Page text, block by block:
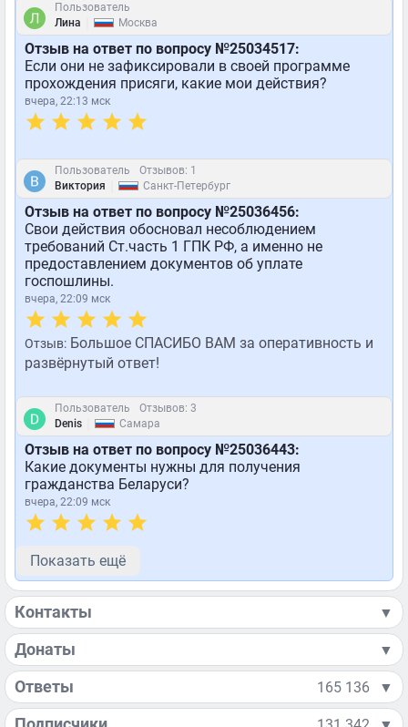
Пользователь
Лина
Москва
Отзыв на ответ по вопросу №25034517:
Если они не зафиксировали в своей программе
прохождения присяги, какие мои действия?
вчера, 22:13 мск
Пользователь
Отзывов: 1
Виктория
Санкт-Петербург
Отзыв на ответ по вопросу №25036456:
Свои действия обосновал несоблюдением
требований Ст.часть 1 ГПК РФ, а именно не
предоставлением документов об уплате
госпошлины.
вчера, 22:09 мск
Отзыв: Большое СПАСИБО ВАМ за оперативность и
развёрнутый ответ!
Пользователь
Отзывов: 3
Denis
Самара
Отзыв на ответ по вопросу №25036443:
Какие документы нужны для получения
гражданства Беларуси?
вчера, 22:09 мск
Показать ещё
Контакты ▼
Донаты ▼
Ответы 165 136 ▼